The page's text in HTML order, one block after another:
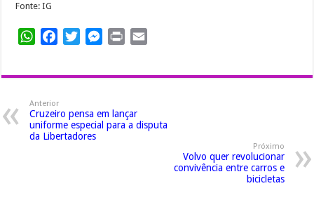
Fonte: IG
WhatsAppFacebookTwitterMessenger
Print
Anterior
Cruzeiro pensa em lançar
uniforme especial para a disputa
da Libertadores
Próximo
Volvo quer revolucionar
convivência entre carros e
bicicletas